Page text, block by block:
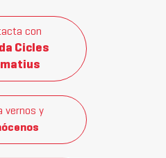
con
Cicles
vernos y